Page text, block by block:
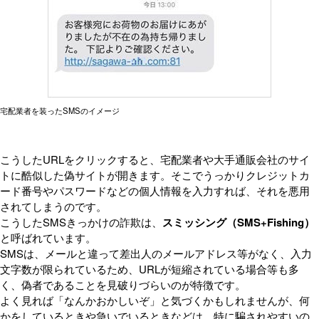
宅配業者を装ったSMSのイメージ
こうしたURLをクリックすると、宅配業者や大手通販会社のサイ
トに酷似した偽サイトが開きます。そこでうっかりクレジットカ
ード番号やパスワードなどの個人情報を入力すれば、それを悪用
されてしまうのです。
こうしたSMSきっかけの詐欺は、 スミッシング（SMS+Fishing）
と呼ばれています。
SMSは、メールと違って差出人のメールアドレス等がなく、入力
文字数が限られているため、URLが短縮されている場合等も多
く、偽者であることを見破りづらいのが特徴です。
よく見れば「なんかおかしいぞ」と気づくかもしれませんが、何
かをしているときや急いでいるときなどは、特に騙されやすいの